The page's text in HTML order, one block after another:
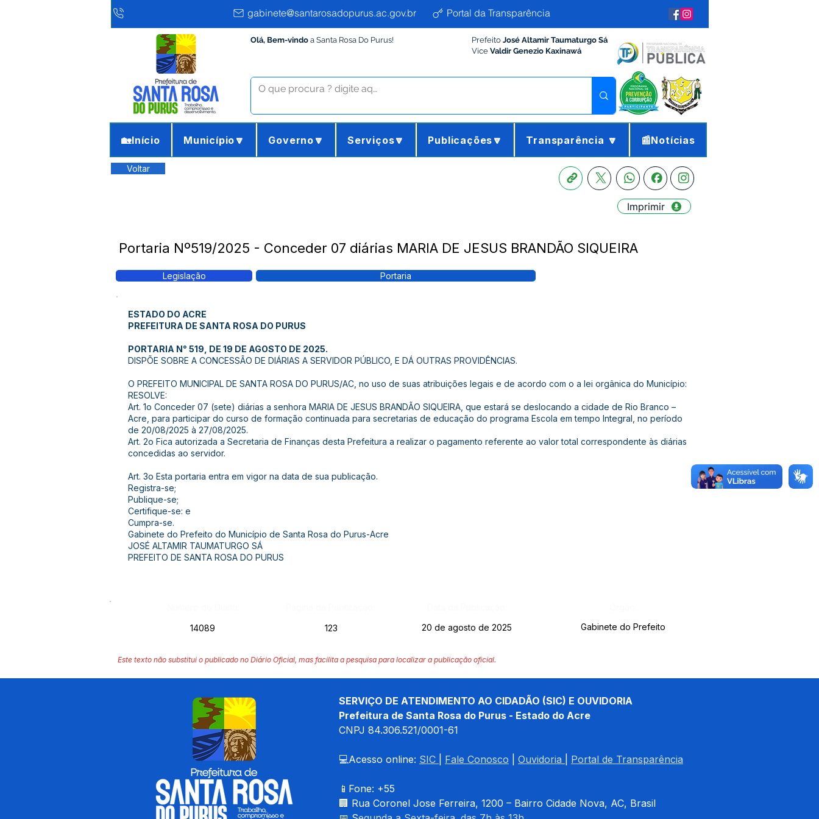
gabinete@santarosadopurus.ac.gov.br Portal da Transparência
Olá, Bem-vindo a Santa Rosa Do Purus! Prefeito José Altamir Taumaturgo Sá
Vice Valdir Genezio Kaxinawá
🏡Início Município🔽 Governo🔽 Serviços🔽 Publicações🔽 Transparência 🔽 📰Notícias
Voltar
Imprimir
Portaria Nº519/2025 - Conceder 07 diárias MARIA DE JESUS BRANDÃO SIQUEIRA
Legislação Portaria
ESTADO DO ACRE
PREFEITURA DE SANTA ROSA DO PURUS
PORTARIA N° 519, DE 19 DE AGOSTO DE 2025.
DISPÕE SOBRE A CONCESSÃO DE DIÁRIAS A SERVIDOR PÚBLICO, E DÁ OUTRAS PROVIDÊNCIAS.
O PREFEITO MUNICIPAL DE SANTA ROSA DO PURUS/AC, no uso de suas atribuições legais e de acordo com o a lei orgânica do Município:
RESOLVE:
Art. 1o Conceder 07 (sete) diárias a senhora MARIA DE JESUS BRANDÃO SIQUEIRA, que estará se deslocando a cidade de Rio Branco –
Acre, para participar do curso de formação continuada para secretarias de educação do programa Escola em tempo Integral, no período
de 20/08/2025 à 27/08/2025.
Art. 2o Fica autorizada a Secretaria de Finanças desta Prefeitura a realizar o pagamento referente ao valor total correspondente às diárias
concedidas ao servidor.
Art. 3o Esta portaria entra em vigor na data de sua publicação.
Registra-se;
Publique-se;
Certifique-se: e
Cumpra-se.
Gabinete do Prefeito do Município de Santa Rosa do Purus-Acre
JOSÉ ALTAMIR TAUMATURGO SÁ
PREFEITO DE SANTA ROSA DO PURUS
14089
123 20 de agosto de 2025 Gabinete do Prefeito
Este texto não substitui o publicado no Diário Oficial, mas facilita a pesquisa para localizar a publicação oficial.
SERVIÇO DE ATENDIMENTO AO CIDADÃO (SIC) E OUVIDORIA
Prefeitura de Santa Rosa do Purus - Estado do Acre
CNPJ 84.306.521/0001-61
💻Acesso online: SIC Fale Conosco Ouvidoria Portal de Transparência
📱Fone: +55
🏢 Rua Coronel Jose Ferreira, 1200 – Bairro Cidade Nova, AC, Brasil